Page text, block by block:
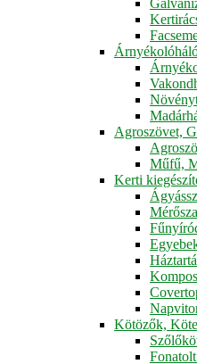
Agroszövet,
Műfű,
Kerti
Kötözők,